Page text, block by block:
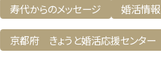
寿代からのメッセージ 婚活情報
京都府 きょうと婚活応援センター